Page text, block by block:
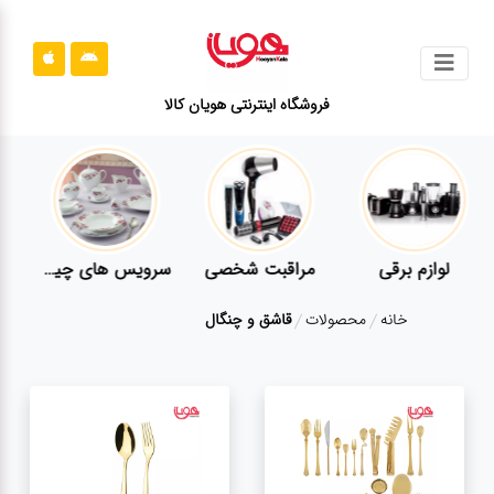
فروشگاه اینترنتی هویان کالا
محصولات
قوانین
سایت
ارتباطلوازم برقی مراقبت شخصی سرویس های چینی زرین
خانه محصولات قاشق و چنگال